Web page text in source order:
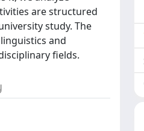
are structured
study. The
and
fields.